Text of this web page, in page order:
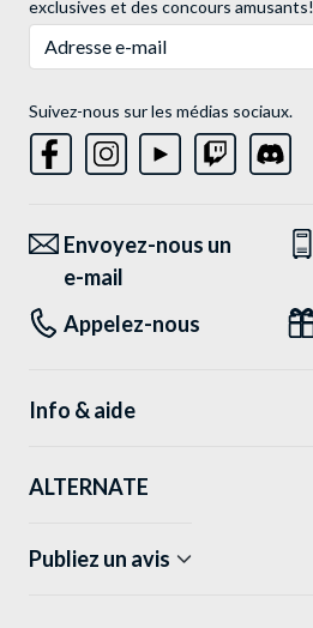
exclusives et des concours amusants!
Suivez-nous sur les médias sociaux.
Envoyez-nous un
e-mail
Appelez-nous
Info & aide
ALTERNATE
Publiez un avis